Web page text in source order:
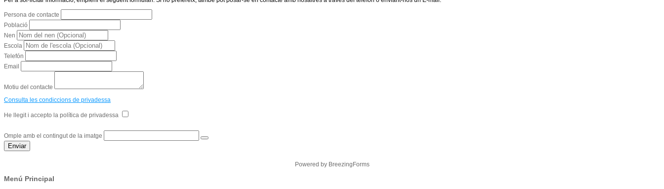
Persona de contacte
Població
Nen
Escola
Telefón
Email
Motiu del contacte
Consulta les condiccions de privadessa
He llegit i accepto la política de privadessa
Omple amb el contingut de la imatge
Enviar
Powered by BreezingForms
Menú Principal